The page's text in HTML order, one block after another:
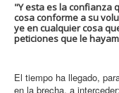
"Y esta es la confianza
cosa conforme a su
ye en cualquier cosa
peticiones que le
El tiempo ha llegado,
en la brecha, a